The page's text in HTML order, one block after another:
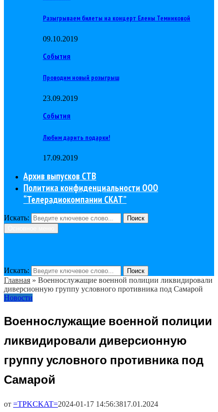
Разыгрываем билеты на концерт Елены Темниковой
09.10.2019
События
Проводим новый розыгрыш
23.09.2019
События
Любим дарить подарки!
17.09.2019
Архив выпусков СТВ
Политика конфиденциальности ООО
“Телерадиокомпании СКАТ”
Искать:
Поиск
Искать: Поиск
Главная » Военнослужащие военной полиции ликвидировали
диверсионную группу условного противника под Самарой
Новости
Военнослужащие военной полиции
ликвидировали диверсионную
группу условного противника под
Самарой
от =TPKCKAT=2024-01-17 14:56:3817.01.2024